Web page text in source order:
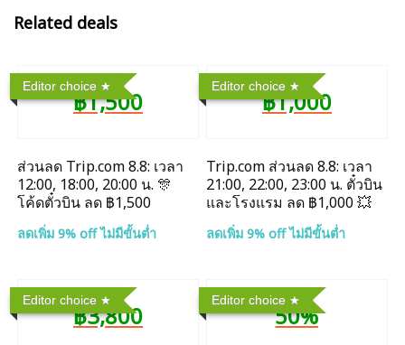
Related deals
Editor choice
฿1,500
ส่วนลด Trip.com 8.8: เวลา
12:00, 18:00, 20:00 น. 🎊
โค้ดตั๋วบิน ลด ฿1,500
ลดเพิ่ม 9% off ไม่มีขั้นต่ำ
Editor choice
฿1,000
Trip.com ส่วนลด 8.8: เวลา
21:00, 22:00, 23:00 น. ตั๋วบิน
และโรงแรม ลด ฿1,000 💥
ลดเพิ่ม 9% off ไม่มีขั้นต่ำ
Editor choice
฿3,800
Editor choice
50%